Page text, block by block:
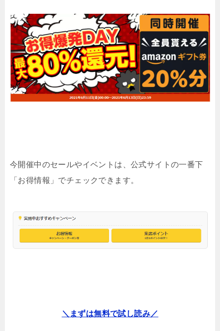
今開催中のセールやイベントは、公式サイトの一番下
「お得情報」でチェックできます。
＼まずは無料で試し読み／